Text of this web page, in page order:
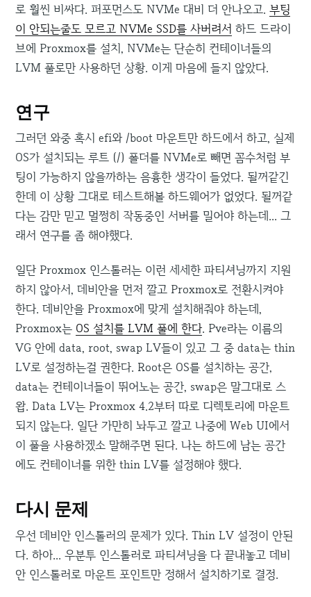
로 훨씬 비싸다. 퍼포먼스도 NVMe 대비 더 안나오고.부팅
이 안되는줄도 모르고 NVMe SSD를 사버려서 하드 드라이
브에 Proxmox를 설치, NVMe는 단순히 컨테이너들의
LVM 풀로만 사용하던 상황. 이게 마음에 들지 않았다.
연구
그러던 와중 혹시 efi와 /boot 마운트만 하드에서 하고, 실제
OS가 설치되는 루트 (/) 폴더를 NVMe로 빼면 꼼수처럼 부
팅이 가능하지 않을까하는 음흉한 생각이 들었다. 될꺼같긴
한데 이 상황 그대로 테스트해볼 하드웨어가 없었다. 될꺼같
다는 감만 믿고 멀쩡히 작동중인 서버를 밀어야 하는데... 그
래서 연구를 좀 해야했다.
일단 Proxmox 인스톨러는 이런 세세한 파티셔닝까지 지원
하지 않아서, 데비안을 먼저 깔고 Proxmox로 전환시켜야
한다. 데비안을 Proxmox에 맞게 설치해줘야 하는데,
Proxmox는 OS 설치를 LVM 풀에 한다. Pve라는 이름의
VG 안에 data, root, swap LV들이 있고 그 중 data는 thin
LV로 설정하는걸 권한다. Root은 OS를 설치하는 공간,
data는 컨테이너들이 뛰어노는 공간, swap은 말그대로 스
왑. Data LV는 Proxmox 4.2부터 따로 디렉토리에 마운트
되지 않는다. 일단 가만히 놔두고 깔고 나중에 Web UI에서
이 풀을 사용하겠소 말해주면 된다. 나는 하드에 남는 공간
에도 컨테이너를 위한 thin LV를 설정해야 했다.
다시 문제
우선 데비안 인스톨러의 문제가 있다. Thin LV 설정이 안된
다. 하아... 우분투 인스톨러로 파티셔닝을 다 끝내놓고 데비
안 인스톨러로 마운트 포인트만 정해서 설치하기로 결정.